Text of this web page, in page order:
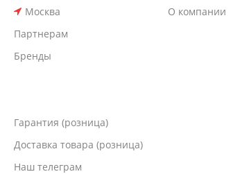
Москва
О компании
Партнерам
Бренды
Гарантия (розница)
Доставка товара (розница)
Наш телеграм